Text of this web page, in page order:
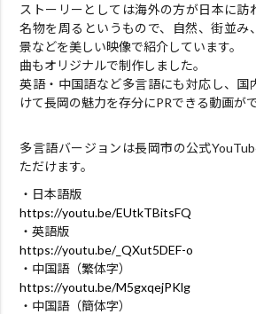
ストーリーとしては海外の方が日本に訪
名物を周るというもので、自然、街並み
景などを美しい映像で紹介しています。
曲もオリジナルで制作しました。
英語・中国語など多言語にも対応し、国
けて長岡の魅力を存分にPRできる動画が
多言語バージョンは長岡市の公式
ただけます。
・日本語版
https://youtu.be/EUtkTBitsFQ
・英語版
https://youtu.be/_QXut5DEF-o
・中国語（繁体字）
https://youtu.be/M5gxqejPKlg
・中国語（簡体字）